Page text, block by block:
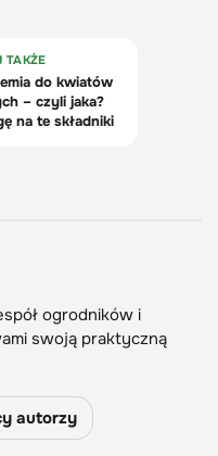
ogrodników i
swoją praktyczną
autorzy